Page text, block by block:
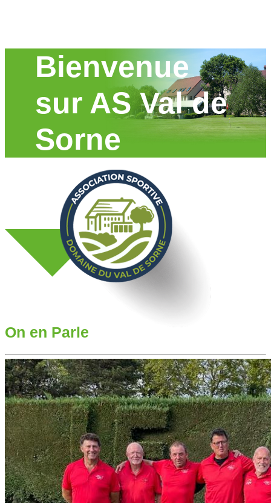
Bienvenue
sur AS Val de
Sorne
On en Parle